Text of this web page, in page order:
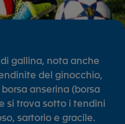
gallina, nota anche
del ginocchio,
anserina (borsa
si trova sotto i tendini
sartorio e gracile.